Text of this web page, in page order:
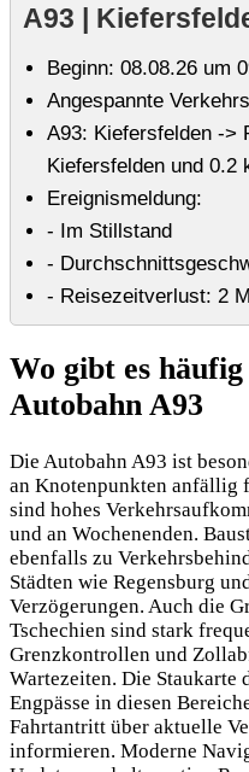
A93 |
Beginn: 08.08.26 um
Angespannte
A93: Kiefersfelden ->
Kiefersfelden und 0.2
Ereignismeldung:
- Im Stillstand
-
- Reisezeitverlust: 2
Wo gibt es
Autobahn A93
Die Autobahn A93 ist
an Knotenpunkten anfällig
sind hohes
und an Wochenenden.
ebenfalls zu
Städten wie Regensburg
Verzögerungen. Auch die
Tschechien sind stark
Grenzkontrollen und
Wartezeiten. Die Staukarte
Engpässe in diesen
Fahrtantritt über aktuelle
informieren. Moderne